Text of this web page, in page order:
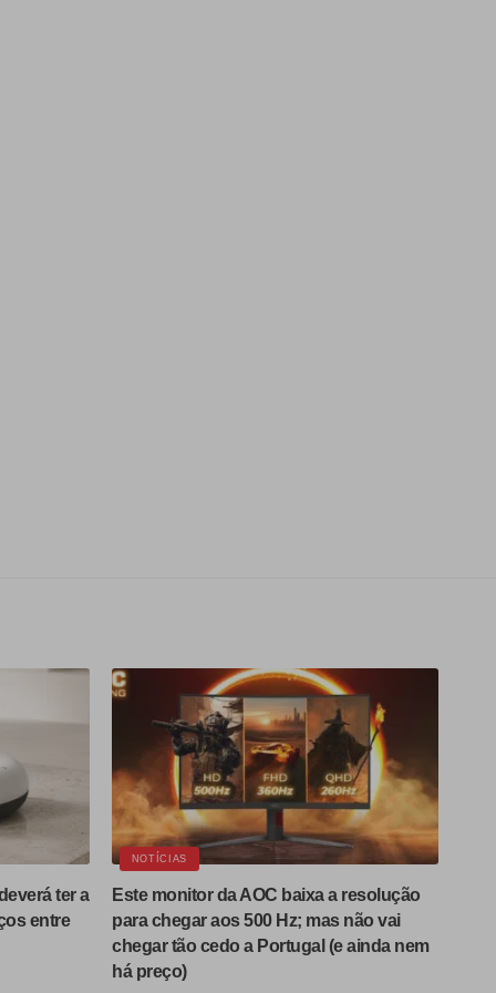
ter a
entre
NOTÍCIAS
Este monitor da AOC baixa a resolução
para chegar aos 500 Hz; mas não vai
chegar tão cedo a Portugal (e ainda nem
há preço)